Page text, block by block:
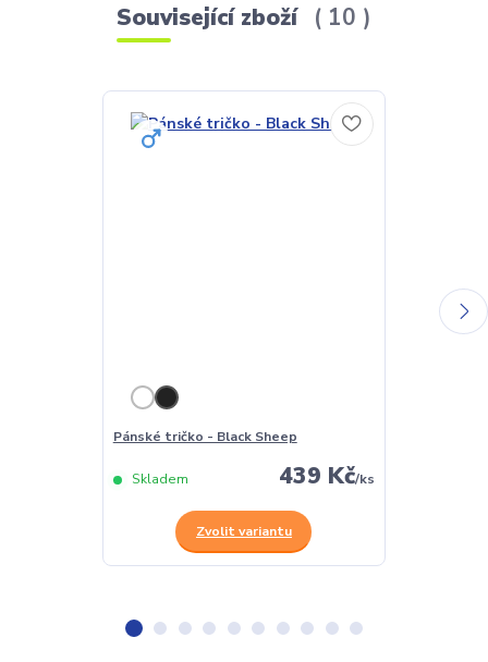
Související zboží 10
Pánské tričko - Black Sheep
439 Kč/ks
Skladem
Zvolit variantu